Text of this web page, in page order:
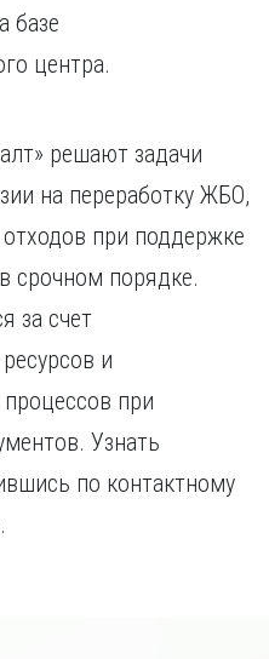
базе
центра.
решают задачи
на переработку ЖБО,
при поддержке
срочном порядке.
за счет
и
при
Узнать
по контактному